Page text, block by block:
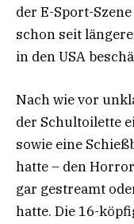
der E-Sport-
schon seit
in den USA
Nach wie vor
der Schultoilette
sowie eine
hatte – den
gar gestreamt
hatte. Die 16-